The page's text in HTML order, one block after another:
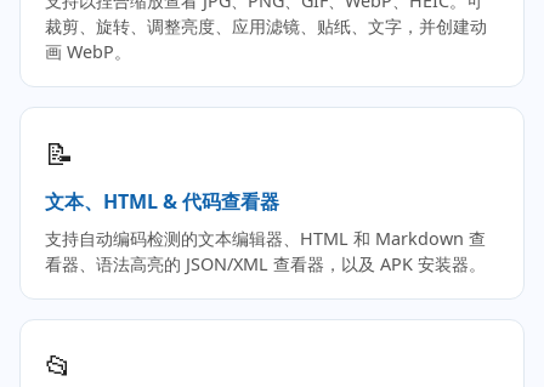
裁剪、旋转、调整亮度、应用滤镜、贴纸、文字，并创建动
画 WebP。
📝
文本、HTML & 代码查看器
支持自动编码检测的文本编辑器、HTML 和 Markdown 查
看器、语法高亮的 JSON/XML 查看器，以及 APK 安装器。
📂